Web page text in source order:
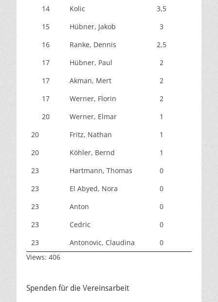
14
Kolic
3,5
15
Hübner, Jakob
3
16
Ranke, Dennis
2,5
17
Hübner, Paul
2
17
Akman, Mert 2
17
Werner, Florin
2
20
Werner, Elmar
1
20
Fritz, Nathan
1
20
Köhler, Bernd
1
23
Hartmann, Thomas
0
23
El Abyed, Nora
0
23
Anton
0
23
Cedric
0
23
Antonovic, Claudina
0
Views: 406
Spenden für die Vereinsarbeit